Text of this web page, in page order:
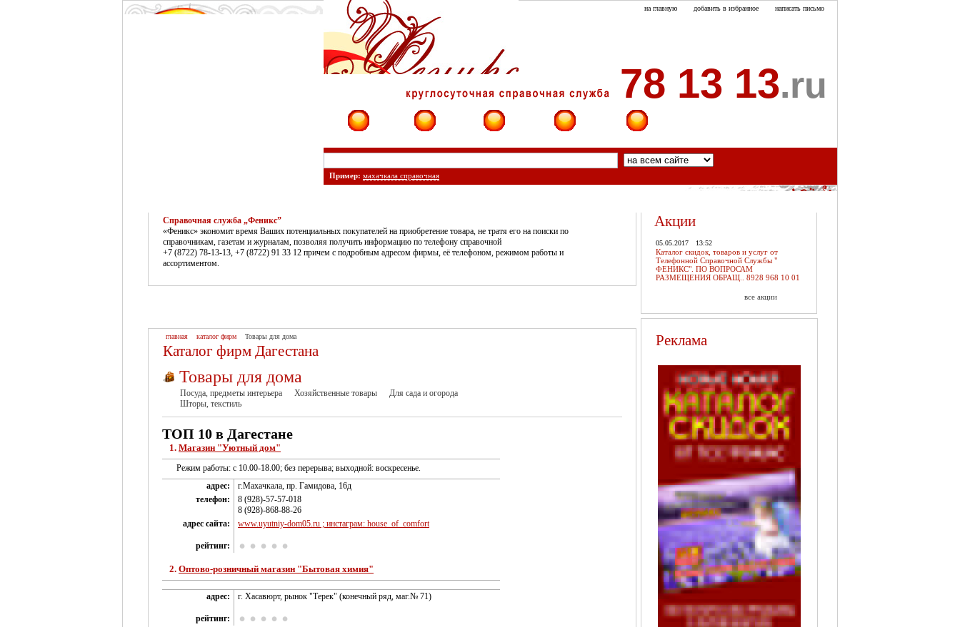
на главную добавить в избранное написать письмо
78 13 13.ru
Пример: махачкала справочная
Справочная служба „Феникс”
«Феникс» экономит время Ваших потенциальных покупателей на приобретение товара, не тратя его на поиски по
справочникам, газетам и журналам, позволяя получить информацию по телефону справочной
+7 (8722) 78-13-13, +7 (8722) 91 33 12 причем с подробным адресом фирмы, её телефоном, режимом работы и
ассортиментом.
главная каталог фирм Товары для дома
Каталог фирм Дагестана
Товары для дома
Посуда, предметы интерьера Хозяйственные товары
Для сада и огорода
Шторы, текстиль
ТОП 10 в Дагестане
1. Магазин "Уютный дом"
Режим работы: с 10.00-18.00; без перерыва; выходной: воскресенье.
адрес:
г.Махачкала, пр. Гамидова, 16д
телефон:
8 (928)-57-57-018
8 (928)-868-88-26
адрес сайта:
www.uyutniy-dom05.ru ; инстаграм: house_of_comfort
рейтинг:
2. Оптово-розничный магазин "Бытовая химия"
адрес: г. Хасавюрт, рынок "Терек" (конечный ряд, маг.№ 71)
рейтинг:
Акции
05.05.2017 13:52
Каталог скидок, товаров и услуг от
Телефонной Справочной Службы "
ФЕНИКС". ПО ВОПРОСАМ
РАЗМЕЩЕНИЯ ОБРАЩ.. 8928 968 10 01
все акции
Реклама